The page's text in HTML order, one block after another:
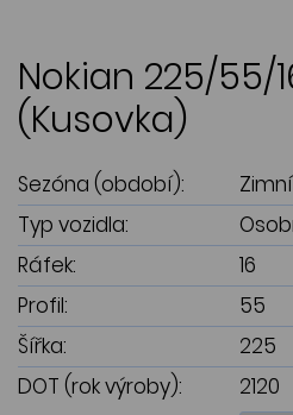
Nokian 225/55/
(Kusovka)
Sezóna (období):
Zimní
Typ vozidla:
Ráfek:
16
Profil:
55
Šířka:
225
DOT (rok výroby):
2120